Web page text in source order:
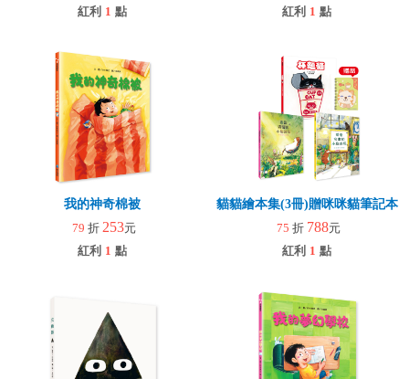
紅利 1 點
紅利 1 點
我的神奇棉被
79 折 253元
紅利 1 點
貓貓繪本集(3冊)贈咪咪貓筆記本
75 折 788元
紅利 1 點